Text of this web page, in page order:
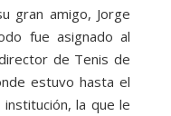
gran amigo, Jorge
fue asignado al
de Tenis de
estuvo hasta el
la que le